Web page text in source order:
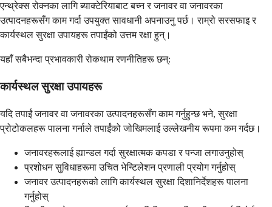
एन्थ्रेक्स रोक्नका लागि ब्याक्टेरियाबाट बच्न र जनावर वा जनावरका
उत्पादनहरूसँग काम गर्दा उपयुक्त सावधानी अपनाउनु पर्छ। राम्रो सरसफाइ र
कार्यस्थल सुरक्षा उपायहरू तपाईंको उत्तम रक्षा हुन्।
यहाँ सबैभन्दा प्रभावकारी रोकथाम रणनीतिहरू छन्:
कार्यस्थल सुरक्षा उपायहरू
यदि तपाईं जनावर वा जनावरका उत्पादनहरूसँग काम गर्नुहुन्छ भने, सुरक्षा
प्रोटोकलहरू पालना गर्नाले तपाईंको जोखिमलाई उल्लेखनीय रूपमा कम गर्दछ।
जनावरहरूलाई ह्यान्डल गर्दा सुरक्षात्मक कपडा र पन्जा लगाउनुहोस्
प्रशोधन सुविधाहरूमा उचित भेन्टिलेशन प्रणाली प्रयोग गर्नुहोस्
जनावर उत्पादनहरूको लागि कार्यस्थल सुरक्षा दिशानिर्देशहरू पालना
गर्नुहोस्